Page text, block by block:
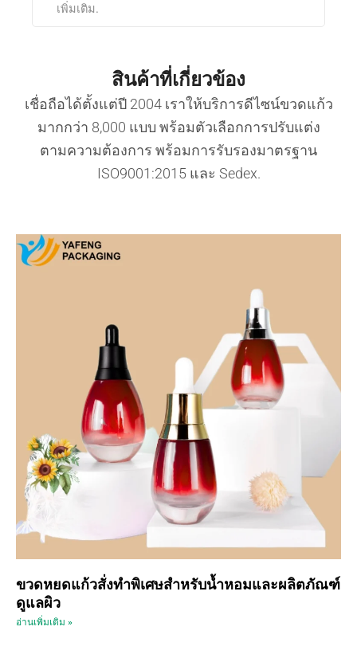
เพิ่มเติม.
สินค้าที่เกี่ยวข้อง
เชื่อถือได้ตั้งแต่ปี 2004 เราให้บริการดีไซน์ขวดแก้ว
มากกว่า 8,000 แบบ พร้อมตัวเลือกการปรับแต่ง
ตามความต้องการ พร้อมการรับรองมาตรฐาน
ISO9001:2015 และ Sedex.
ขวดหยดแก้วสั่งทำพิเศษสำหรับน้ำหอมและผลิตภัณฑ์
ดูแลผิว
อ่านเพิ่มเติม »